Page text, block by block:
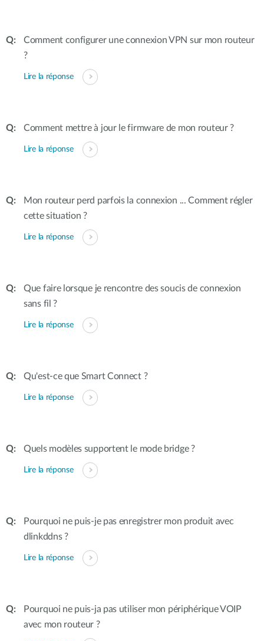
Comment configurer une connexion VPN sur mon routeur
?
Lire la réponse
Comment mettre à jour le firmware de mon routeur ?
Lire la réponse
Mon routeur perd parfois la connexion ... Comment régler
cette situation ?
Lire la réponse
Que faire lorsque je rencontre des soucis de connexion
sans fil ?
Lire la réponse
Qu'est-ce que Smart Connect ?
Lire la réponse
Quels modèles supportent le mode bridge ?
Lire la réponse
Pourquoi ne puis-je pas enregistrer mon produit avec
dlinkddns ?
Lire la réponse
Pourquoi ne puis-ja pas utiliser mon périphérique VOIP
avec mon routeur ?